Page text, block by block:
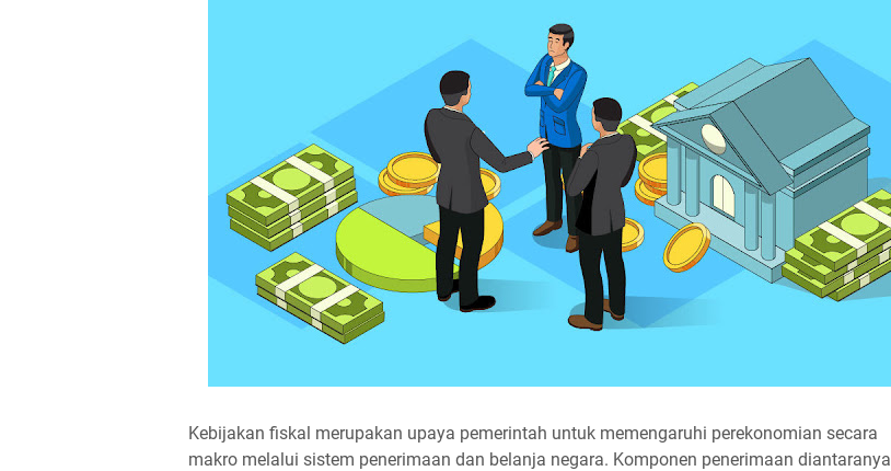
Kebijakan fiskal merupakan upaya pemerintah untuk memengaruhi perekonomian secara
makro melalui sistem penerimaan dan belanja negara. Komponen penerimaan diantaranya